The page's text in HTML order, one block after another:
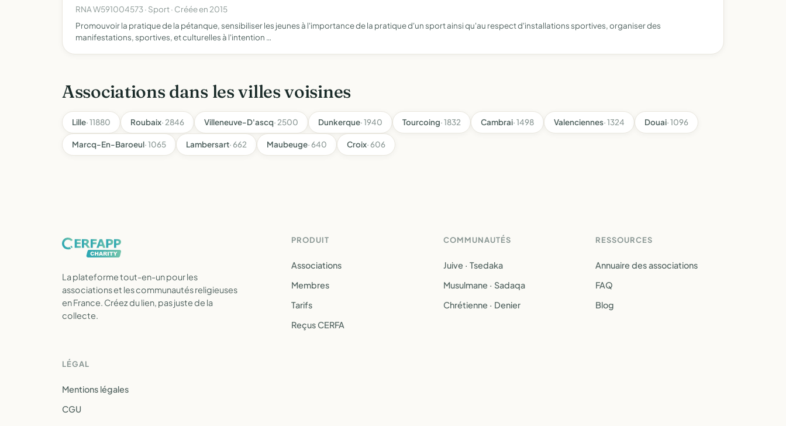
RNA W591004573 · Sport · Créée en 2015
Promouvoir la pratique de la pétanque, sensibiliser les jeunes à l'importance de la pratique d'un sport ainsi qu'au respect d'installations sportives, organiser des
manifestations, sportives, et culturelles à l'intention …
Associations dans les villes voisines
Lille· 11880 Roubaix· 2846 Villeneuve-D'ascq· 2500 Dunkerque· 1940 Tourcoing· 1832 Cambrai· 1498 Valenciennes· 1324 Douai· 1096
Marcq-En-Baroeul· 1065 Lambersart· 662 Maubeuge· 640 Croix· 606
La plateforme tout-en-un pour les
associations et les communautés religieuses
en France. Créez du lien, pas juste de la
collecte.
PRODUIT
Associations
Membres
Tarifs
Reçus CERFA
COMMUNAUTÉS
Juive · Tsedaka
Musulmane · Sadaqa
Chrétienne · Denier
RESSOURCES
Annuaire des associations
FAQ
Blog
LÉGAL
Mentions légales
CGU